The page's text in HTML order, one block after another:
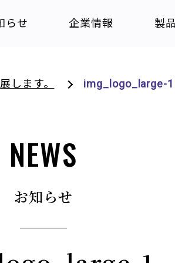
らせ 企業情報 製
します。 img_logo_large-1
NEWS
お知らせ